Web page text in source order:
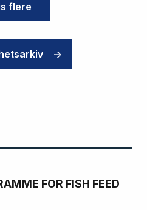
flere
->
FOR FISH FEED